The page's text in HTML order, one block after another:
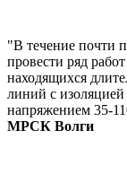
"В течение почти
провести ряд
находящихся
линий с
напряжением 35-
МРСК Волги